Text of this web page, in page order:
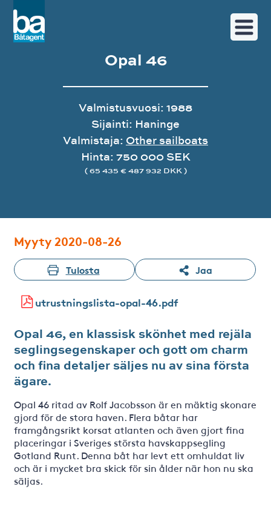
Opal 46
Valmistusvuosi: 1988
Sijainti: Haninge
Valmistaja: Other sailboats
Hinta: 750 000 SEK
( 65 435 € 487 932 DKK )
Myyty 2020-08-26
Tulosta Jaa
utrustningslista-opal-46.pdf
Opal 46, en klassisk skönhet med rejäla
seglingsegenskaper och gott om charm
och fina detaljer säljes nu av sina första
ägare.
Opal 46 ritad av Rolf Jacobsson är en mäktig skonare
gjord för de stora haven. Flera båtar har
framgångsrikt korsat atlanten och även gjort fina
placeringar i Sveriges största havskappsegling
Gotland Runt. Denna båt har levt ett omhuldat liv
och är i mycket bra skick för sin ålder när hon nu ska
säljas.